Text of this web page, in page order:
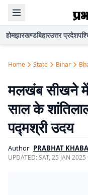
होमझारखण्डबिहारउत्तर प्रदेश
Home State Bihar
मलखंब सीखने
साल के
पद्मश्री उदय
Author PRABHAT
UPDATED:SAT, 25 JAN